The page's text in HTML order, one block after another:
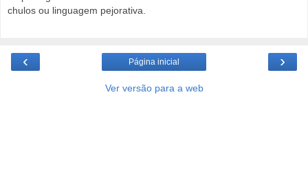
chulos ou linguagem pejorativa.
‹ ›
Página inicial
Ver versão para a web